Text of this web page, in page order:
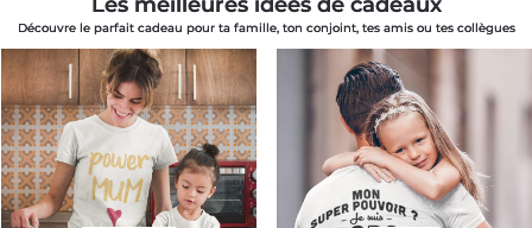
Découvre le parfait cadeau pour ta famille, ton conjoint, tes amis ou tes collègues